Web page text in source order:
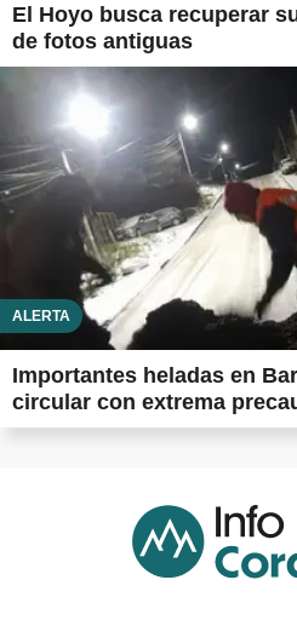
El Hoyo busca recuperar
de fotos antiguas
ALERTA
Importantes heladas en
circular con extrema